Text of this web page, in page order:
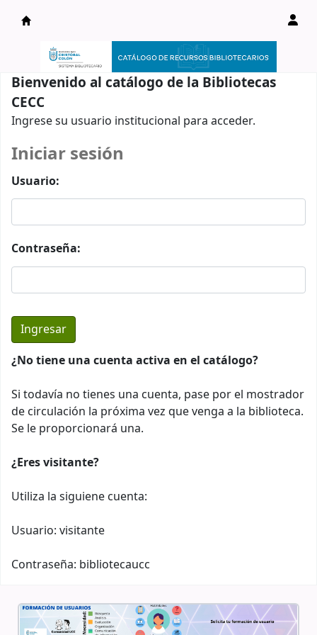
Catálogo en línea
Bienvenido al catálogo de la Bibliotecas
CECC
Ingrese su usuario institucional para acceder.
Iniciar sesión
Usuario:
Contraseña:
¿No tiene una cuenta activa en el catálogo?
Si todavía no tienes una cuenta, pase por el mostrador
de circulación la próxima vez que venga a la biblioteca.
Se le proporcionará una.
¿Eres visitante?
Utiliza la siguiene cuenta:
Usuario: visitante
Contraseña: bibliotecaucc